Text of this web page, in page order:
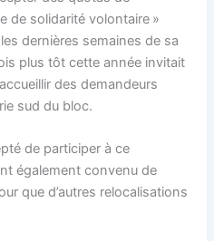
de solidarité volontaire »
dernières semaines de sa
plus tôt cette année invitait
des demandeurs
sud du bloc.
de participer à ce
également convenu de
que d’autres relocalisations